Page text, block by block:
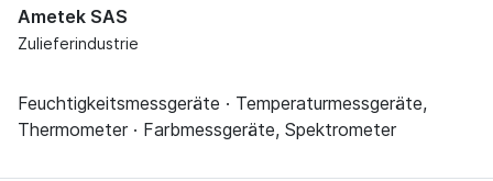
Ametek SAS
Zulieferindustrie
Feuchtigkeitsmessgeräte · Temperaturmessgeräte,
Thermometer · Farbmessgeräte, Spektrometer